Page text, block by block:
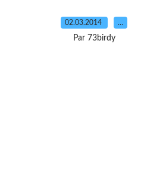
02.03.2014 …
Par 73birdy